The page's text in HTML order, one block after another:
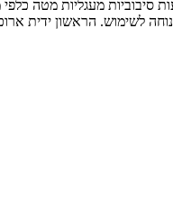
סיבוביות מעגליות מטה
לשימוש. הראשון ידית